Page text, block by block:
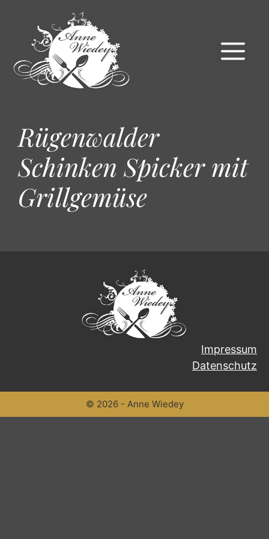
springen
Rügenwalder
Schinken Spicker mit
Grillgemüse
Impressum
Datenschutz
© 2026 - Anne Wiedey